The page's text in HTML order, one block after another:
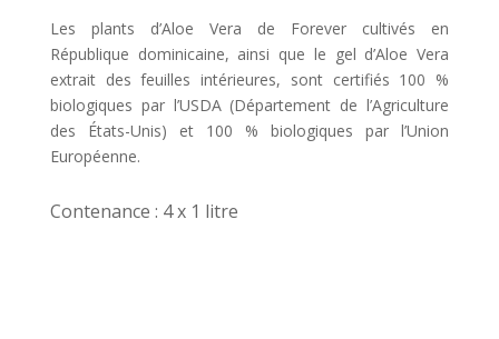
Les plants d’Aloe Vera de Forever cultivés en
République dominicaine, ainsi que le gel d’Aloe Vera
extrait des feuilles intérieures, sont certifiés 100 %
biologiques par l’USDA (Département de l’Agriculture
des États-Unis) et 100 % biologiques par l’Union
Européenne.
Contenance : 4 x 1 litre